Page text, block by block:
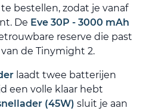
bestellen, zodat je vanaf
De Eve 30P - 3000 mAh
reserve die past
de Tinymight 2.
laadt twee batterijen
een volle klaar hebt
(45W) sluit je aan